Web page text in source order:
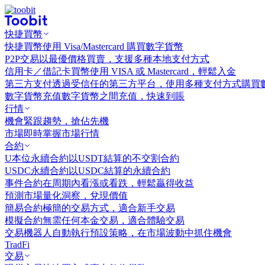
快捷買幣
快捷買幣使用 Visa/Mastercard 購買數字貨幣
P2P交易 以最優價格買賣，支援多種本地支付方式
信用卡／借記卡買幣使用 VISA 或 Mastercard，輕鬆入金
第三方支付透過受信任的第三方平台，使用多種支付方式購買
數字貨幣充值數字貨幣之間充值，快速到賬
行情
機會緊跟趨勢，搶佔先機
市場即時掌握市場行情
合約
U本位永續合約 以USDT結算的不交割合約
USDC永續合約 以USDC結算的永續合約
事件合約在周期內看漲或看跌，輕鬆贏得收益
預測市場量化洞察，兌現價值
簡易合約極簡的交易方式，適合新手交易
模擬合約無需任何本金交易，適合體驗交易
交易機器人 自動執行預設策略，在市場波動中抓住機會
TradFi
交易